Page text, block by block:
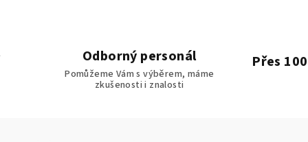
Odborný personál
Pomůžeme Vám s výběrem, máme
zkušenosti i znalosti
Přes